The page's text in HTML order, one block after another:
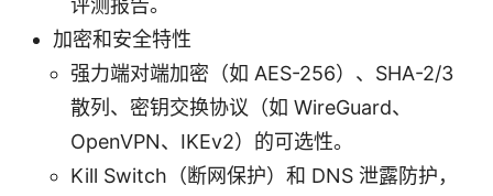
评测报告。
加密和安全特性
强力端对端加密（如 AES-256）、SHA-2/3
散列、密钥交换协议（如 WireGuard、
OpenVPN、IKEv2）的可选性。
Kill Switch（断网保护）和 DNS 泄露防护，